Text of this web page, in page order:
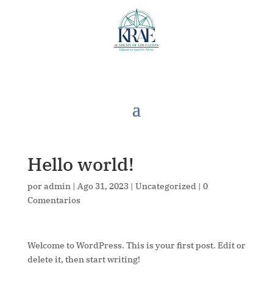
Hello world!
poradmin| Ago 31, 2023| Uncategorized| 0
Comentarios
Welcome to WordPress. This is your first post. Edit or
delete it, then start writing!